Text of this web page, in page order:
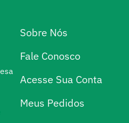
Sobre Nós
Fale Conosco
Acesse Sua Conta
Meus Pedidos